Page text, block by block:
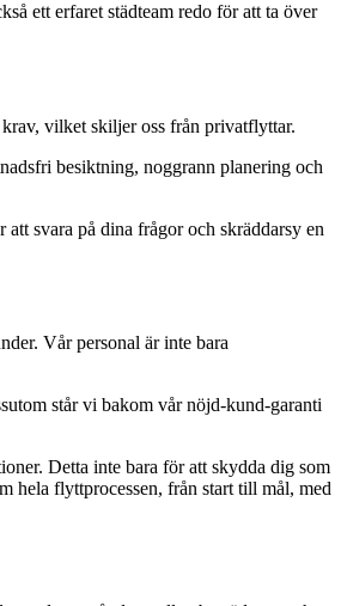
ett erfaret städteam redo för att ta över
vilket skiljer oss från privatflyttar.
besiktning, noggrann planering och
svara på dina frågor och skräddarsy en
Vår personal är inte bara
står vi bakom vår nöjd-kund-garanti
Detta inte bara för att skydda dig som
hela flyttprocessen, från start till mål, med